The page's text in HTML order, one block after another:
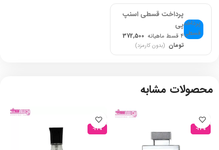
پرداخت قسطی اسنپ
پی
۴ قسط ماهیانه
372,500
تومان (بدون کارمزد)
محصولات مشابه
-17%
-21%